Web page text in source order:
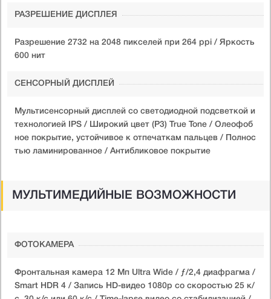
РАЗРЕШЕНИЕ ДИСПЛЕЯ
Разрешение 2732 на 2048 пикселей при 264 ppi / Яркость
600 нит
СЕНСОРНЫЙ ДИСПЛЕЙ
Мультисенсорный дисплей со светодиодной подсветкой и
технологией IPS / Широкий цвет (P3) True Tone / Олеофоб
ное покрытие, устойчивое к отпечаткам пальцев / Полнос
тью ламинированное / Антибликовое покрытие
МУЛЬТИМЕДИЙНЫЕ ВОЗМОЖНОСТИ
ФОТОКАМЕРА
Фронтальная камера 12 Мп Ultra Wide / ƒ/2,4 диафрагма /
Smart HDR 4 / Запись HD-видео 1080p со скоростью 25 к/